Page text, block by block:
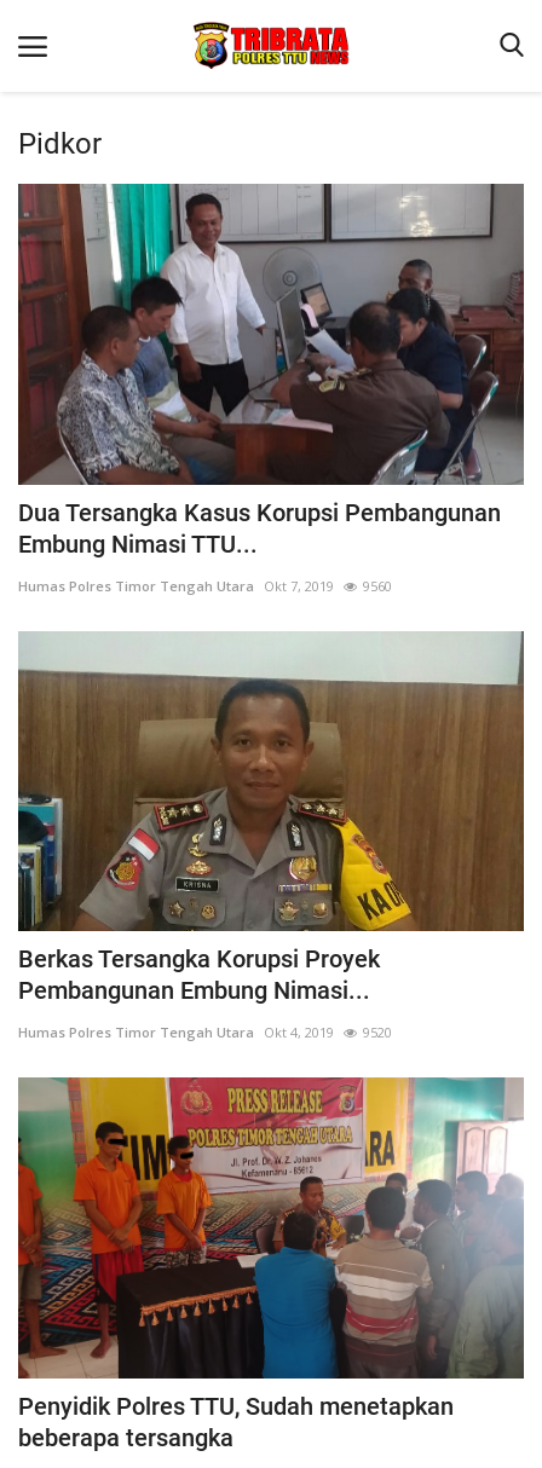
Beranda
Terms & Conditions
Reskrim
Binkam
Lantas
OPINI
Pidkor
Dua Tersangka Kasus Korupsi Pembangunan
Embung Nimasi TTU...
Humas Polres Timor Tengah Utara Okt 7, 2019 9560
Berkas Tersangka Korupsi Proyek
Pembangunan Embung Nimasi...
Humas Polres Timor Tengah Utara Okt 4, 2019 9520
Penyidik Polres TTU, Sudah menetapkan
beberapa tersangka